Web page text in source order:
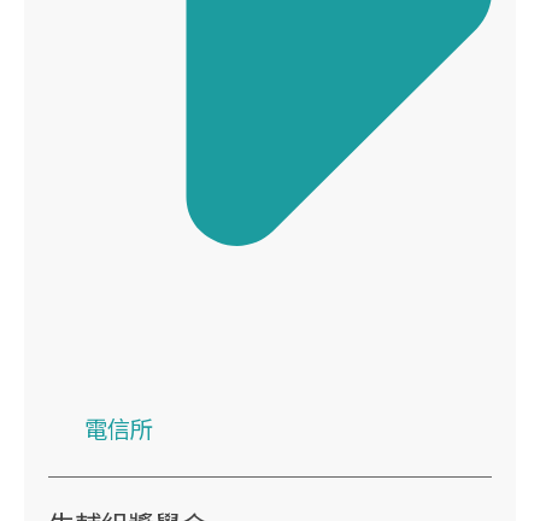
電信所